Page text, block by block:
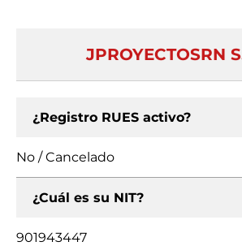
JPROYECTOSRN
¿Registro RUES activo?
No / Cancelado
¿Cuál es su NIT?
901943447